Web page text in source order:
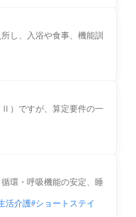
し、入浴や食事、機能訓
）ですが、算定要件の一
環・呼吸機能の安定、睡
活介護 ショートステイ